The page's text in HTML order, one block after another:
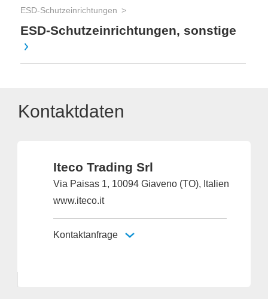
ESD-Schutzeinrichtungen
ESD-Schutzeinrichtungen, sonstige
Kontaktdaten
Iteco Trading Srl
Via Paisas 1, 10094 Giaveno (TO), Italien
www.iteco.it
Kontaktanfrage